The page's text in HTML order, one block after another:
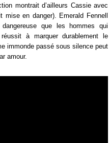
montrait d’ailleurs Cassie avec
mise en danger). Emerald Fennell
que les hommes qui
à marquer durablement le
immonde passé sous silence peut
amour.